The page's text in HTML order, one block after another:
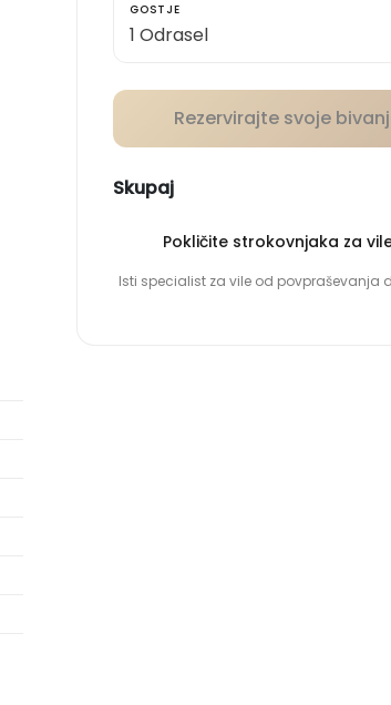
GOSTJE
Rezervirajte svoje
Skupaj
Pokličite strokovnjaka za
Isti specialist za vile od povpraševanja